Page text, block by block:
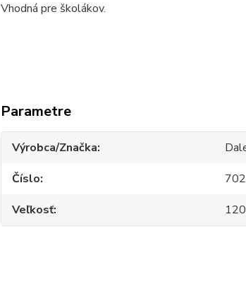
Vhodná pre školákov.
Parametre
Výrobca/Značka
Číslo
702
Veľkosť